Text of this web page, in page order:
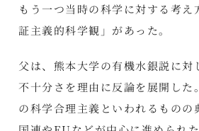
もう一つ当時の科学に対する考え
証主義的科学観」があった。
父は、熊本大学の有機水銀説に対
不十分さを理由に反論を展開した
の科学合理主義といわれるものの